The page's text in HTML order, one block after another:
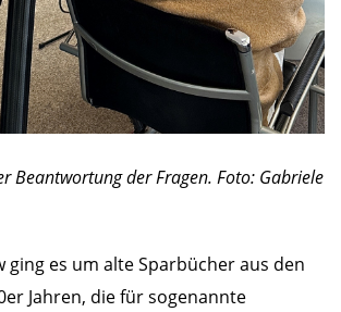
Beantwortung der Fragen. Foto: Gabriele
ging es um alte Sparbücher aus den
Jahren, die für sogenannte